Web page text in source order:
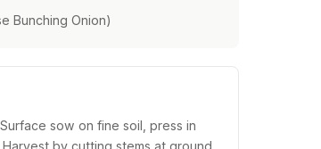
Bunching Onion)
sow on fine soil, press in
by cutting stems at ground